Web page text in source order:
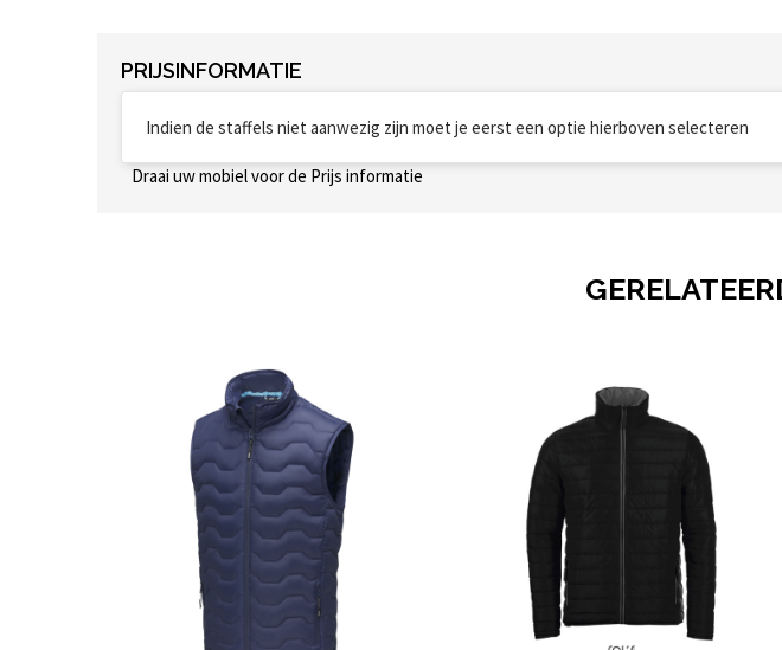
PRIJSINFORMATIE
Indien de staffels niet aanwezig zijn moet je eerst een optie hierboven selecteren
Draai uw mobiel voor de Prijs informatie